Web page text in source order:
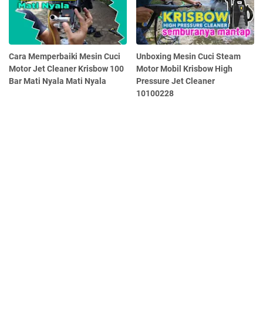
Cara Memperbaiki Mesin Cuci
Motor Jet Cleaner Krisbow 100
Bar Mati Nyala Mati Nyala
Unboxing Mesin Cuci Steam
Motor Mobil Krisbow High
Pressure Jet Cleaner
10100228